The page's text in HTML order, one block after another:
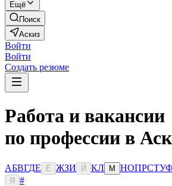
Ещё
Поиск
Аскиз
Войти
Войти
Создать резюме
Работа и вакансии
по профессии в
АБВГДЕ Ё ЖЗИ Й КЛ М НОПРСТУФ
Я
#